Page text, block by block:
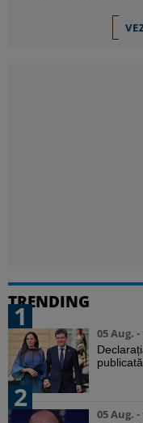
TRENDING
1
05 Aug. -
2
05 Aug. -